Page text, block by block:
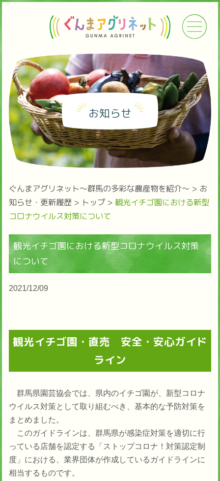
お知らせ
ぐんまアグリネット～群馬の多彩な農産物を紹介～ > お
知らせ・更新履歴> トップ> 観光イチゴ園における新型
コロナウイルス対策について
観光イチゴ園における新型コロナウイルス対策
について
2021/12/09
観光イチゴ園・直売 安全・安心ガイド
ライン
群馬県園芸協会では、県内のイチゴ園が、新型コロナ
ウイルス対策として取り組むべき、基本的な予防対策を
まとめました。
このガイドラインは、群馬県が感染症対策を適切に行
っている店舗を認定する「ストップコロナ！対策認定制
度」における、業界団体が作成しているガイドラインに
相当するものです。